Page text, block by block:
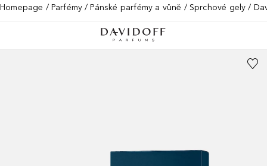
Homepage Parfémy Pánské parfémy a vůně Sprchové gely